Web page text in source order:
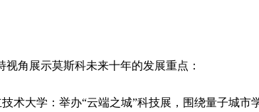
视角展示莫斯科未来十年的发展重点：
术大学：举办“云端之城”科技展，围绕量子城市